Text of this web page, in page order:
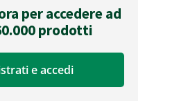
per accedere ad
prodotti
e accedi